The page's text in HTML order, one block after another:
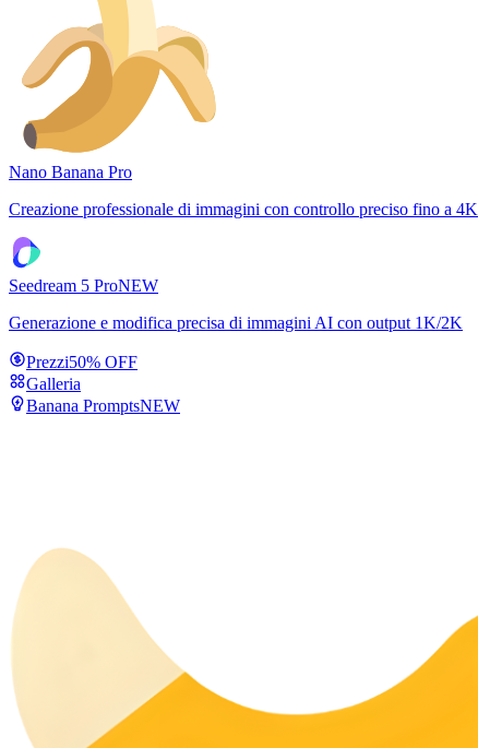
Nano Banana Pro
Creazione professionale di immagini con controllo preciso fino a 4K
Seedream 5 ProNEW
Generazione e modifica precisa di immagini AI con output 1K/2K
Prezzi50% OFF
Galleria
Banana PromptsNEW